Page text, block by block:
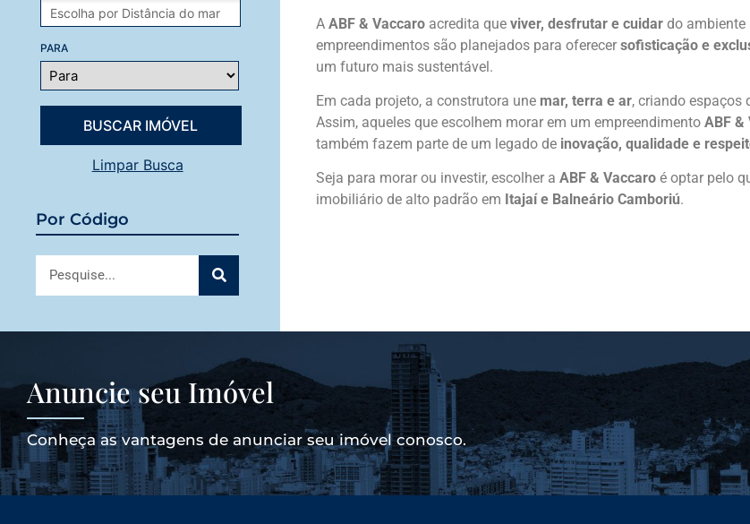
PARA
Limpar Busca
Por Código
A ABF & Vaccaroacredita que viver, desfrutar e cuidardo ambiente
empreendimentos são planejados para oferecer sofisticação e
um futuro mais sustentável.
Em cada projeto, a construtora une mar, terra e ar, criando espaços
Assim, aqueles que escolhem morar em um empreendimento ABF &
também fazem parte de um legado de inovação, qualidade e
Seja para morar ou investir, escolher a ABF & Vaccaroé optar pelo
imobiliário de alto padrão em Itajaí e Balneário Camboriú.
Anuncie seu Imóvel
Conheça as vantagens de anunciar seu imóvel conosco.